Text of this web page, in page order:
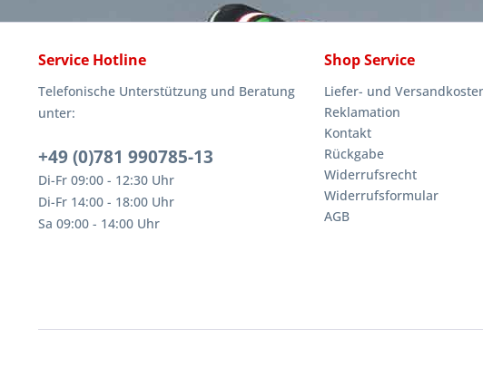
Service Hotline
Telefonische Unterstützung und Beratung
unter:
+49 (0)781 990785-13
Di-Fr 09:00 - 12:30 Uhr
Di-Fr 14:00 - 18:00 Uhr
Sa 09:00 - 14:00 Uhr
Shop Service
Liefer- und
Reklamation
Kontakt
Rückgabe
Widerrufsrecht
Widerrufsformular
AGB